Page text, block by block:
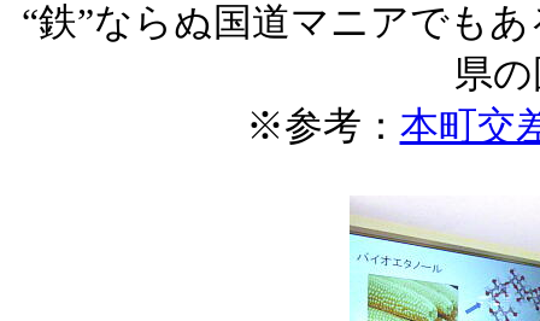
“鉄”ならぬ国道マニアでも
県
※参考： 本町交